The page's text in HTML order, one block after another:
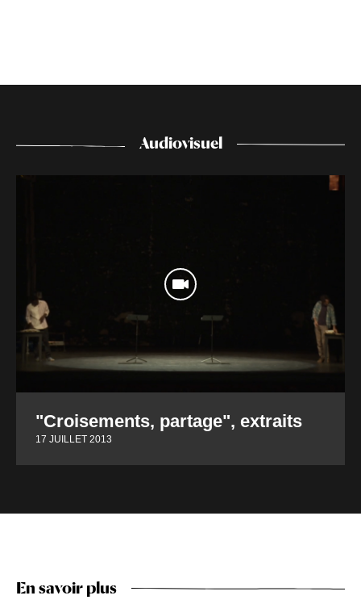
Audiovisuel
"Croisements, partage", extraits
17 JUILLET 2013
En savoir plus